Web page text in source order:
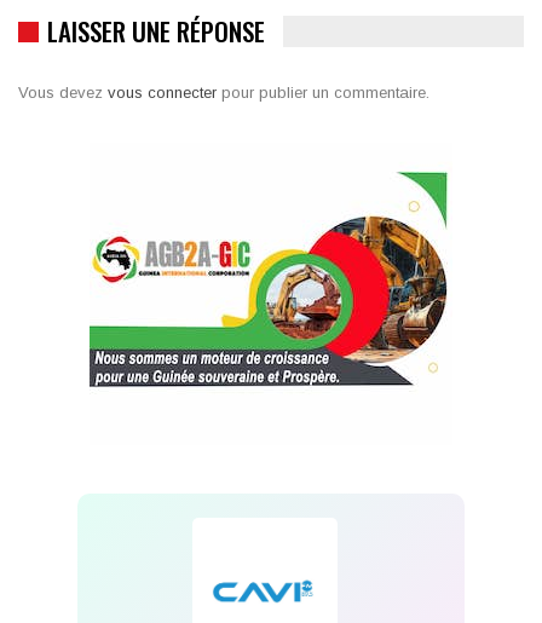
LAISSER UNE RÉPONSE
Vous devez vous connecter pour publier un commentaire.